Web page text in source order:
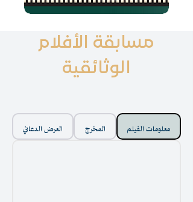
مسابقة الأفلام
الوثائقية
معلومات الفيلم المخرج العرض الدعائي